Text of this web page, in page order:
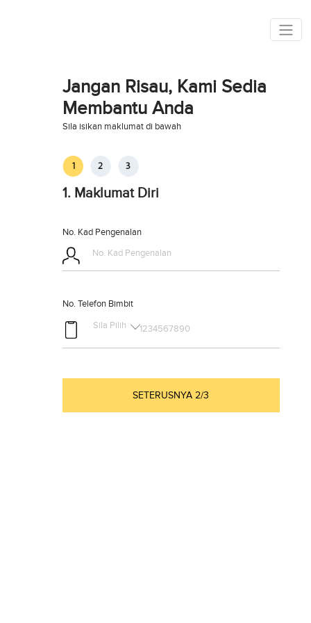
Jangan Risau, Kami Sedia
Membantu Anda
Sila isikan maklumat di bawah
1. Maklumat Diri
No. Kad Pengenalan
No. Telefon Bimbit
Sila Pilih
SETERUSNYA 2/3